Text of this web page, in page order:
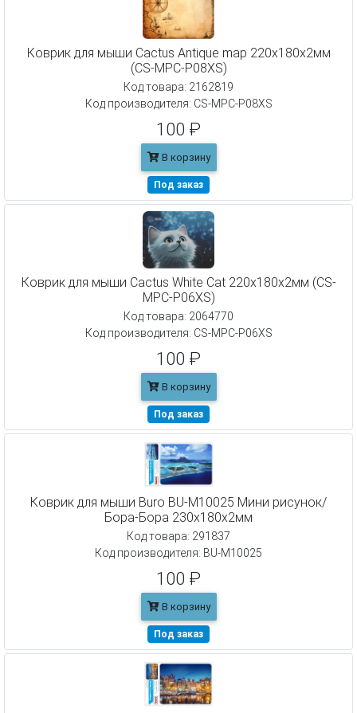
Коврик для мыши Cactus Antique map 220x180x2мм
(CS-MPC-P08XS)
Код товара: 2162819
Код производителя: CS-MPC-P08XS
100 ₽
В корзину
Под заказ
Коврик для мыши Cactus White Cat 220x180x2мм (CS-
MPC-P06XS)
Код товара: 2064770
Код производителя: CS-MPC-P06XS
100 ₽
В корзину
Под заказ
Коврик для мыши Buro BU-M10025 Мини рисунок/
Бора-Бора 230x180x2мм
Код товара: 291837
Код производителя: BU-M10025
100 ₽
В корзину
Под заказ